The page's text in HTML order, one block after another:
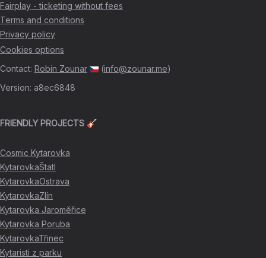
Fairplay - ticketing without fees
Terms and conditions
Privacy policy
Cookies options
Contact: Robin Zounar (info@zounar.me)
Version: a8ec6848
FRIENDLY PROJECTS 🎸
Cosmic Kytarovka
KytarovkaŠtatl
KytarovkaOstrava
KytarovkaZlín
Kytarovka Jaroměřice
Kytarovka Poruba
KytarovkaTřinec
Kytaristi z parku